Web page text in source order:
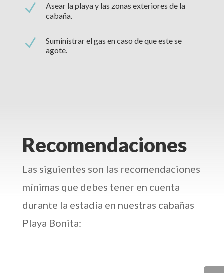
N
Asear la playa y las zonas exteriores de la
cabaña.
N
Suministrar el gas en caso de que este se
agote.
Recomendaciones
Las siguientes son las recomendaciones
mínimas que debes tener en cuenta
durante la estadía en nuestras cabañas
Playa Bonita: